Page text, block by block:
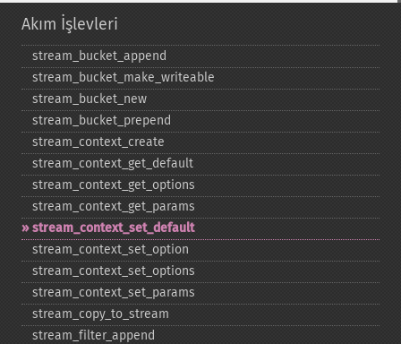
Akım İşlevleri
stream_​bucket_​append
stream_​bucket_​make_​writeable
stream_​bucket_​new
stream_​bucket_​prepend
stream_​context_​create
stream_​context_​get_​default
stream_​context_​get_​options
stream_​context_​get_​params
stream_​context_​set_​default
stream_​context_​set_​option
stream_​context_​set_​options
stream_​context_​set_​params
stream_​copy_​to_​stream
stream_​filter_​append